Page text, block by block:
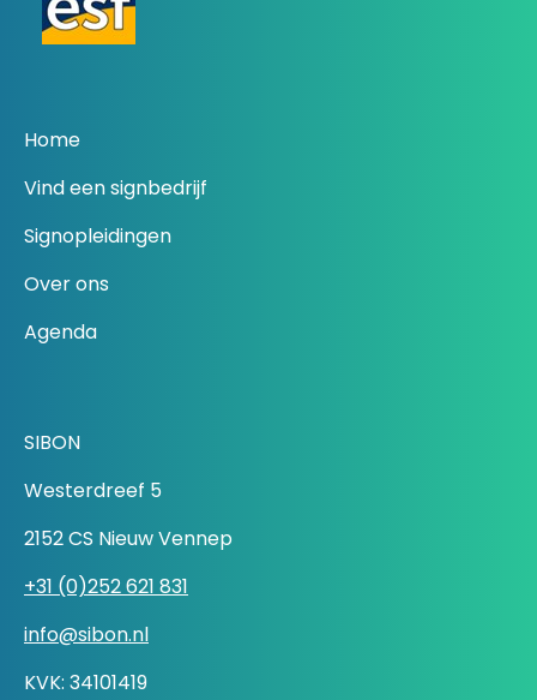
Home
Vind een signbedrijf
Signopleidingen
Over ons
Agenda
SIBON
Westerdreef 5
2152 CS Nieuw Vennep
+31 (0)252 621 831
info@sibon.nl
KVK: 34101419